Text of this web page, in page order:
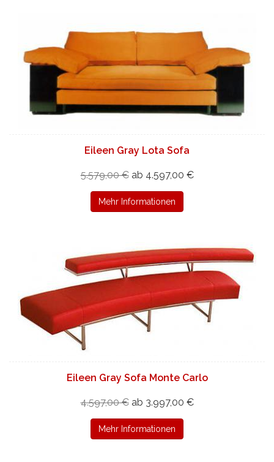
Eileen Gray Lota Sofa
5.579,00 € ab 4.597,00 €
Mehr Informationen
Eileen Gray Sofa Monte Carlo
4.597,00 € ab 3.997,00 €
Mehr Informationen